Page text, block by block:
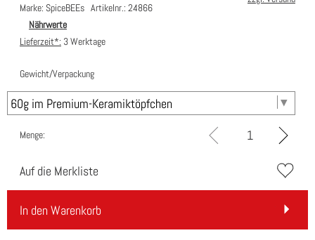
Marke: SpiceBEEs Artikelnr.: 24866
Nährwerte
Lieferzeit*: 3 Werktage
Gewicht/Verpackung
Menge:
Auf die Merkliste
In den Warenkorb